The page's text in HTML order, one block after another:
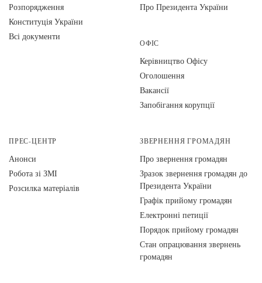
Розпорядження
Конституція України
Всі документи
Про Президента України
ОФІС
Керівництво Офісу
Оголошення
Вакансії
Запобігання корупції
ПРЕС-ЦЕНТР
Анонси
Робота зі ЗМІ
Розсилка матеріалів
ЗВЕРНЕННЯ ГРОМАДЯН
Про звернення громадян
Зразок звернення громадян до
Президента України
Графік прийому громадян
Електронні петиції
Порядок прийому громадян
Стан опрацювання звернень
громадян